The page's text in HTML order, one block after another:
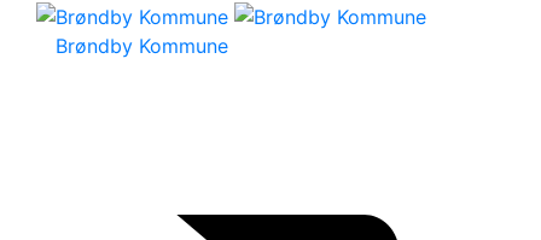
Brøndby Kommune